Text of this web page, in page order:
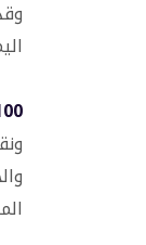
100 زورق يتحرك في